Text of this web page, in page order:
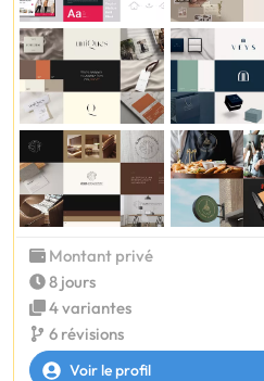
Montant privé
8 jours
4 variantes
6 révisions
Voir le profil